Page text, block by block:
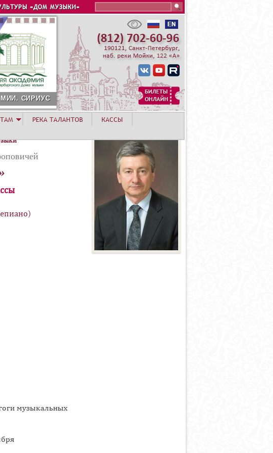
«ДОМ МУЗЫКИ»
СИРИУС
музыкальных
РЕКА ТАЛАНТОВ
КАССЫ